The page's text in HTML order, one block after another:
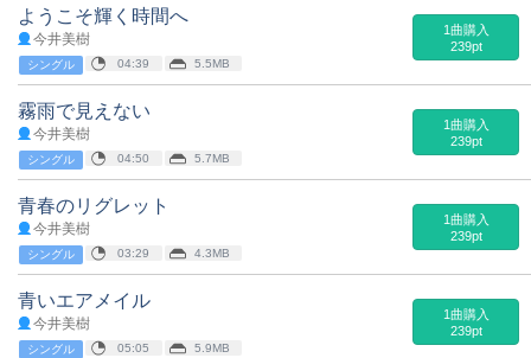
ようこそ輝く時間へ
今井美樹
シングル 04:39 5.5MB
1曲購入
239pt
霧雨で見えない
今井美樹
シングル 04:50 5.7MB
1曲購入
239pt
青春のリグレット
今井美樹
シングル 03:29 4.3MB
1曲購入
239pt
青いエアメイル
今井美樹
シングル 05:05 5.9MB
1曲購入
239pt